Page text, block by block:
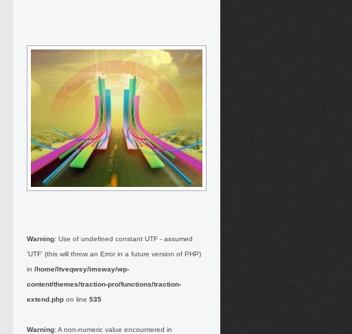
Warning: Use of undefined constant UTF - assumed
'UTF' (this will throw an Error in a future version of PHP)
in /home/ltveqwsy/imsway/wp-
content/themes/traction-pro/functions/traction-
extend.php on line 535
Warning: A non-numeric value encountered in